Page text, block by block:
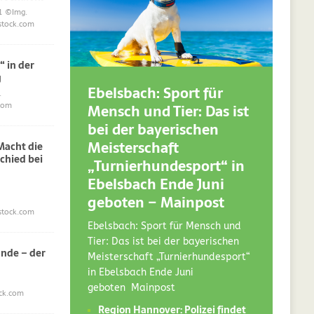
©Img.
in der
die
bei
– der
Ebelsbach: Sport für
Mensch und Tier: Das ist
bei der bayerischen
Meisterschaft
„Turnierhundesport“ in
Ebelsbach Ende Juni
geboten – Mainpost
Ebelsbach: Sport für Mensch und
Tier: Das ist bei der bayerischen
Meisterschaft „Turnierhundesport“
in Ebelsbach Ende Juni
geboten Mainpost
Region Hannover: Polizei findet